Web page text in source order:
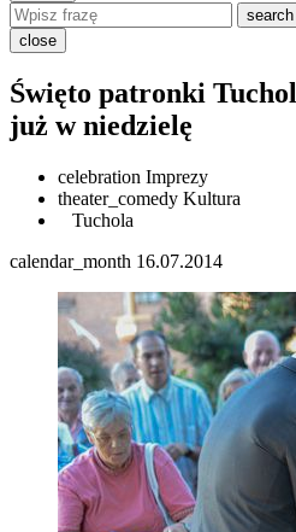
search
close
Święto patronki
już w niedzielę
celebration Imprezy
theater_comedy Kultura
Tuchola
calendar_month 16.07.2014